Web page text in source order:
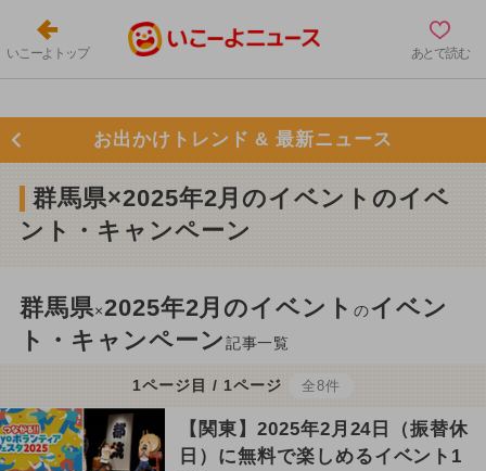
いこーよトップ あとで読む
お出かけトレンド & 最新ニュース
群馬県×2025年2月のイベントのイベ
ント・キャンペーン
群馬県×2025年2月のイベントのイベン
ト・キャンペーン記事一覧
1ページ目 / 1ページ 全8件
【関東】2025年2月24日（振替休
日）に無料で楽しめるイベント1